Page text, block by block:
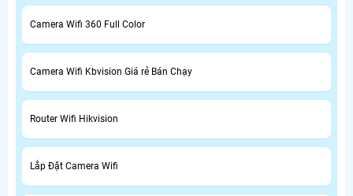
Camera Wifi 360 Full Color
Camera Wifi Kbvision Giá rẻ Bán Chạy
Router Wifi Hikvision
Lắp Đặt Camera Wifi